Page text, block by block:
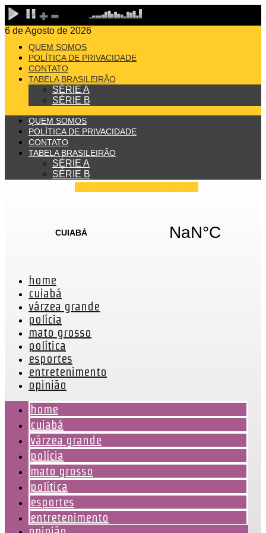
6 de Agosto de 2026
QUEM SOMOS
POLÍTICA DE PRIVACIDADE
CONTATO
TABELA BRASILEIRÃO
SÉRIE A
SÉRIE B
QUEM SOMOS
POLÍTICA DE PRIVACIDADE
CONTATO
TABELA BRASILEIRÃO
SÉRIE A
SÉRIE B
home
cuiabá
várzea grande
polícia
mato grosso
política
esportes
entretenimento
opinião
home
cuiabá
várzea grande
polícia
mato grosso
política
esportes
entretenimento